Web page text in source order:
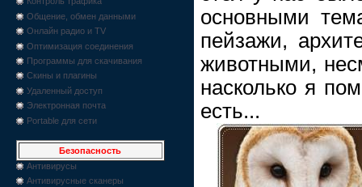
Общение, обмен данными
Онлайн радио и TV
Оптимизация соединения
Программы для скачивания
Скины и плагины
Удаленный доступ
Электронная почта
Portable для сети
Безопасность
Антивирусы
Антивирусные сканеры
основными
пейзажи,
животными,
насколько я
есть...